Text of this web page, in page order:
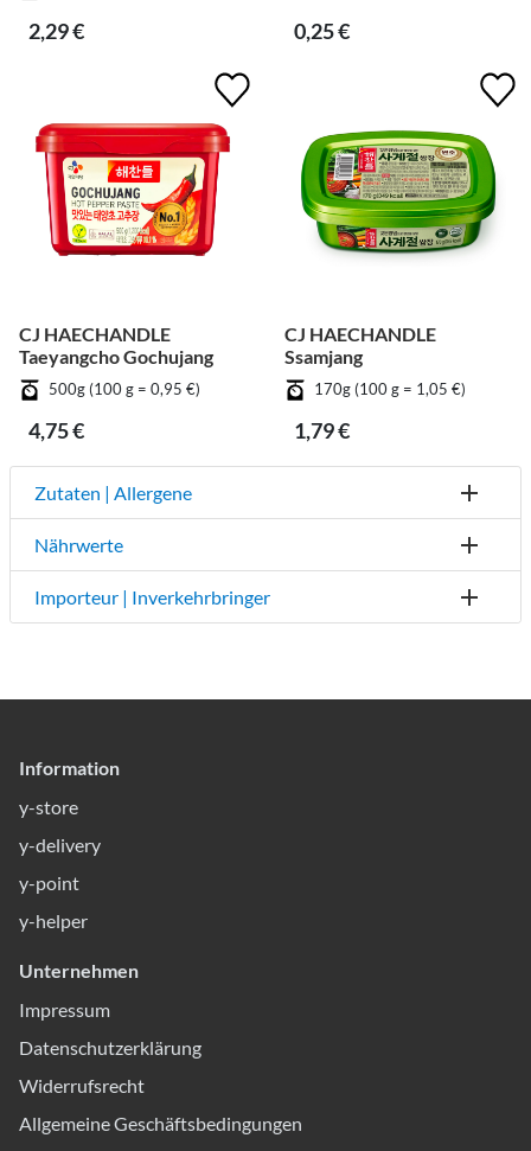
2,29 € 0,25 €
CJ HAECHANDLE
Taeyangcho Gochujang
500g (100 g = 0,95 €)
4,75 €
CJ HAECHANDLE
Ssamjang
170g (100 g = 1,05 €)
1,79 €
Zutaten | Allergene
Nährwerte
Importeur | Inverkehrbringer
Information
y-store
y-delivery
y-point
y-helper
Unternehmen
Impressum
Datenschutzerklärung
Widerrufsrecht
Allgemeine Geschäftsbedingungen